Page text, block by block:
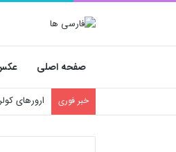
صفحه اصلی
خبر فوری بهترین